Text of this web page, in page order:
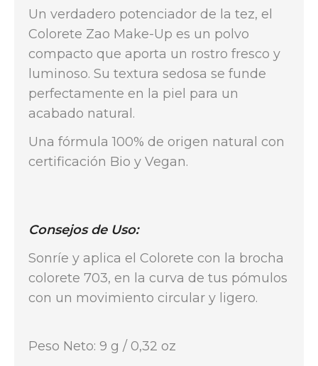
Un verdadero potenciador de la tez, el
Colorete Zao Make-Up es un polvo
compacto que aporta un rostro fresco y
luminoso. Su textura sedosa se funde
perfectamente en la piel para un
acabado natural.
Una fórmula 100% de origen natural con
certificación Bio y Vegan.
Consejos de Uso:
Sonríe y aplica el Colorete con la brocha
colorete 703, en la curva de tus pómulos
con un movimiento circular y ligero.
Peso Neto: 9 g / 0,32 oz